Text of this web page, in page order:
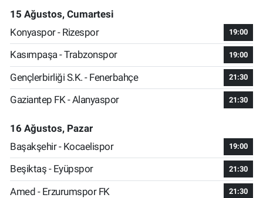
15 Ağustos, Cumartesi
Konyaspor - Rizespor
19:00
Kasımpaşa - Trabzonspor 19:00
Gençlerbirliği S.K. - Fenerbahçe 21:30
Gaziantep FK - Alanyaspor 21:30
16 Ağustos, Pazar
Başakşehir - Kocaelispor
19:00
Beşiktaş - Eyüpspor 21:30
Amed - Erzurumspor FK 21:30